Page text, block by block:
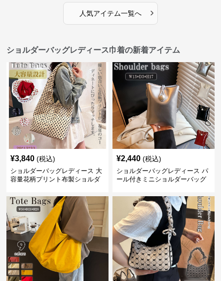
人気アイテム一覧へ ›
ショルダーバッグレディース巾着の新着アイテム
¥3,840 (税込)
ショルダーバッグレディース 大
容量花柄プリント布製ショルダ
¥2,440 (税込)
ショルダーバッグレディース パ
ール付きミニショルダーバッグ